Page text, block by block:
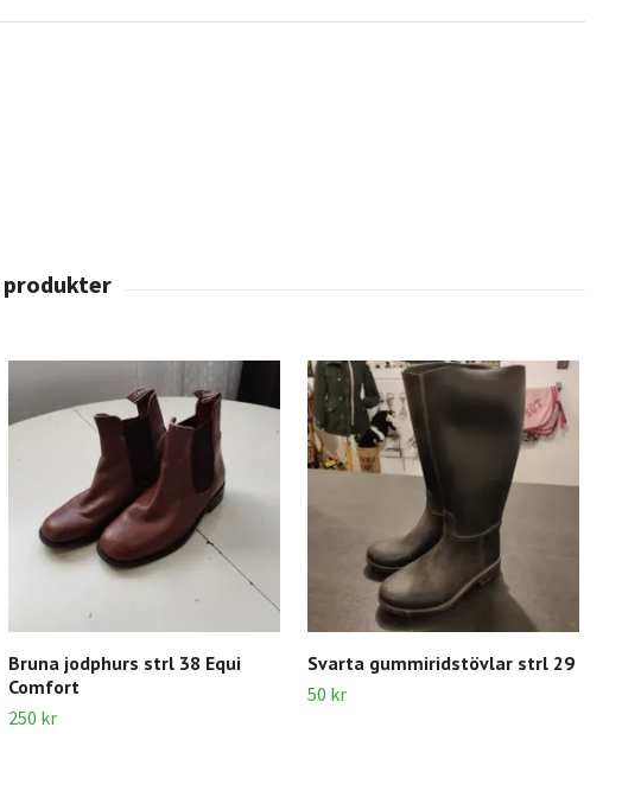
Bruna jodphurs strl 38 Equi
Comfort
250 kr
Svarta gummiridstövlar strl 29
50 kr